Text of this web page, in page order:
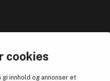
cookies
innhold og annonser et
og eksklusive rabattkoder.